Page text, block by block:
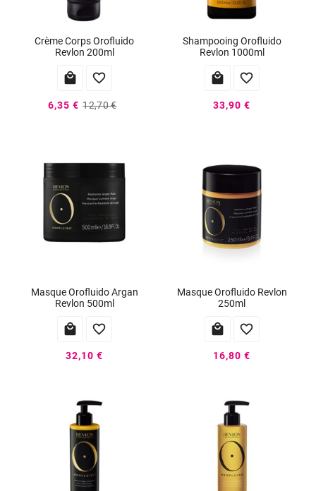
Crème Corps Orofluido
Revlon 200ml
 
6,35 € 12,70 €
Shampooing Orofluido
Revlon 1000ml
 
33,90 €
Masque Orofluido Argan
Revlon 500ml
 
32,10 €
Masque Orofluido Revlon
250ml
 
16,80 €